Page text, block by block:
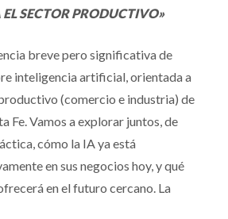
SECTOR PRODUCTIVO»
breve pero significativa de
inteligencia artificial, orientada a
(comercio e industria) de
Fe. Vamos a explorar juntos, de
cómo la IA ya está
en sus negocios hoy, y qué
en el futuro cercano. La